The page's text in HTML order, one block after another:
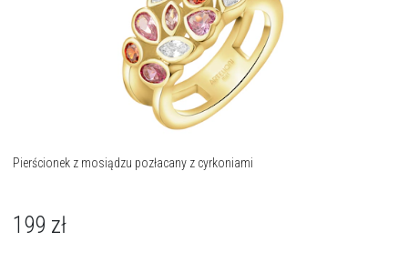
Pierścionek z mosiądzu pozłacany z cyrkoniami
199 zł